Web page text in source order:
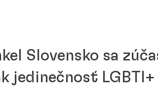
Slovensko sa
jedinečnosť